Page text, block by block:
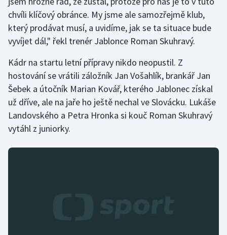
Lezení
Moderní pětiboj
Motorsport
Olympijské hry
Parasport
chvíli klíčový obránce. My jsme ale samozřejmě klub,
který prodávat musí, a uvidíme, jak se ta situace bude
vyvíjet dál," řekl trenér Jablonce Roman Skuhravý.
Kádr na startu letní přípravy nikdo neopustil. Z
hostování se vrátili záložník Jan Vošahlík, brankář Jan
Šebek a útočník Marian Kovář, kterého Jablonec získal
už dříve, ale na jaře ho ještě nechal ve Slovácku. Lukáše
Landovského a Petra Hronka si kouč Roman Skuhravý
vytáhl z juniorky.